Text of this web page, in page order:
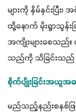
များကို နှိမ်နှင်းပြီး
ထို့နောက် မိုးရွာသွန်း
အကျိုးများစေသ
သည်ကို သိခြင်းသည်
စိုက်ပျိုးခြင်းအယူအ
မည်သည့်နည်းစနစ်ဖ